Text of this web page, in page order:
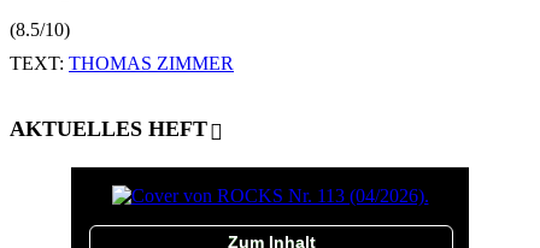
(8.5/10)
TEXT: THOMAS ZIMMER
AKTUELLES HEFT
Zum Inhalt